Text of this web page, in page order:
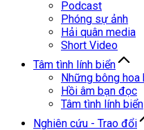
Podcast
Phóng sự ảnh
Hải quân media
Short Video
Tâm tình lính biển
Những bông hoa
Hồi âm bạn đọc
Tâm tình lính biển
Nghiên cứu - Trao đổi